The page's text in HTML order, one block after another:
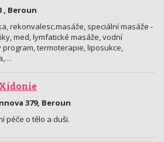
, Beroun
rekonvalesc.masáže, speciální masáže -
med, lymfatické masáže, vodní
program, termoterapie, liposukce,
379, Beroun
péče o tělo a duši.